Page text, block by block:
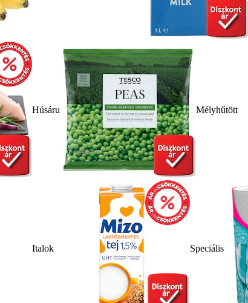
Húsáru Mélyhűtött
Italok Speciális